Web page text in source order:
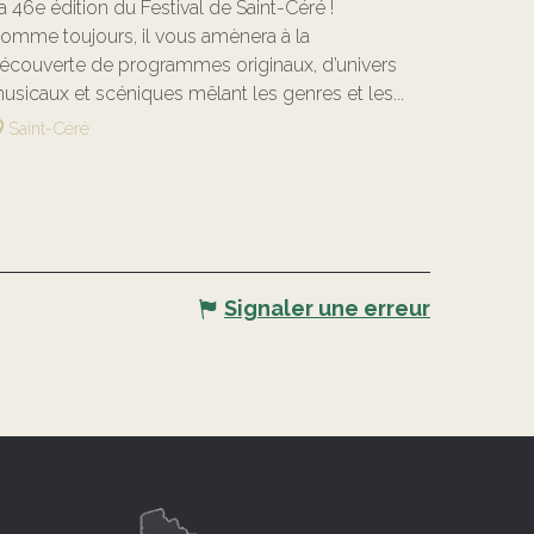
46e édition du Festival de Saint-Céré !
toujours, il vous amènera à la
de programmes originaux, d’univers
et scéniques mêlant les genres et les...
Saint-Céré
Signaler une erreur